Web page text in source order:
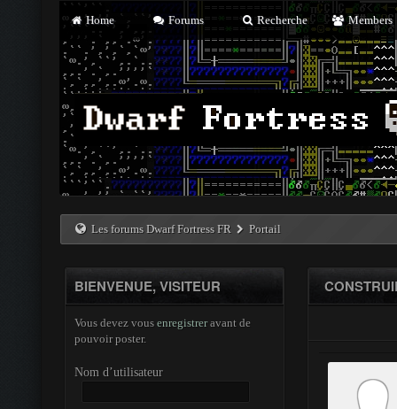
Home Forums Recherche Members
Les forums Dwarf Fortress FR Portail
BIENVENUE, VISITEUR
Vous devez vous enregistreravant de
pouvoir poster.
Nom d’utilisateur